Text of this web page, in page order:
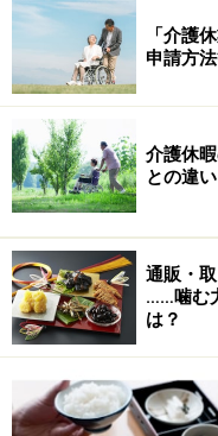
ご提案させていただい
「介護
申請方
介護休
との違い
通販・
……噛む
は？